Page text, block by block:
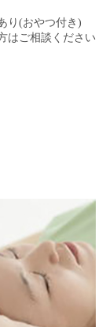
り(おやつ付き)
はご相談ください